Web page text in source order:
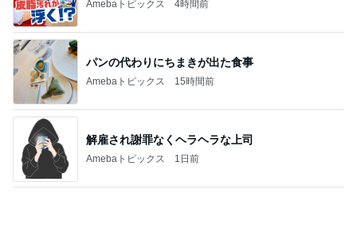
Amebaトピックス 4時間前
パンの代わりにちまきが出た食事
Amebaトピックス 15時間前
解雇され謝罪なくヘラヘラな上司
Amebaトピックス 1日前